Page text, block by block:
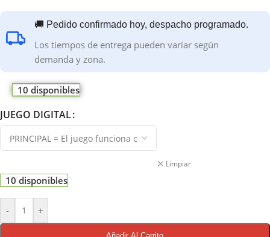
🚚 Pedido confirmado hoy, despacho programado.
Los tiempos de entrega pueden variar según
demanda y zona.
10 disponibles
JUEGO DIGITAL
Limpiar
10 disponibles
- +